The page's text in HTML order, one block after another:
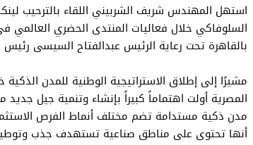
استهل المهندس شريف الشربيني اللقاء بالترحيب
السلوفاكي خلال فعاليات المنتدى الحضري العالمي
بالقاهرة تحت رعاية الرئيس عبدالفتاح السيسى
مشيرًا إلى إطلاق الاستراتيجية الوطنية للمدن
المصرية أولت اهتماماً كبيراً بإنشاء وتنمية جيل
مدن ذكية مستدامة تضم مختلف أنماط الفرص
أنها تحتوى على مناطق صناعية تستهدف جذب وتوطين